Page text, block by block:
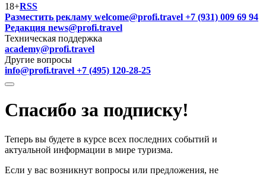
18+RSS
Разместить рекламу welcome@profi.travel +7 (931) 009 69 94
Редакция news@profi.travel
Техническая поддержка
academy@profi.travel
Другие вопросы
info@profi.travel +7 (495) 120-28-25
Спасибо за подписку!
Теперь вы будете в курсе всех последних событий и
актуальной информации в мире туризма.
Если у вас возникнут вопросы или предложения, не